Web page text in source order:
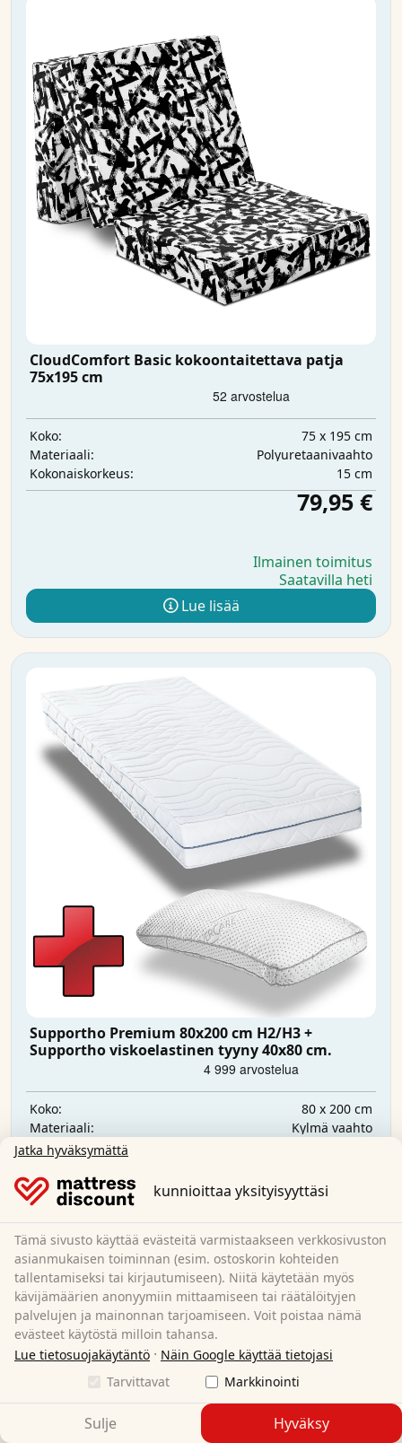
CloudComfort Basic kokoontaitettava patja
75x195 cm
Koko:
75 x 195 cm
Materiaali:
Polyuretaanivaahto
Kokonaiskorkeus:
15 cm
79,95 €
Ilmainen toimitus
Saatavilla heti
Lue lisää
Supportho Premium 80x200 cm H2/H3 +
Supportho viskoelastinen tyyny 40x80 cm.
Koko:
80 x 200 cm
Materiaali:
Kylmä vaahto
Kokonaiskorkeus:
119,95 €
Ilmainen toimitus
Saatavilla heti
Lue lisää
Jatka hyväksymättä
kunnioittaa yksityisyyttäsi
Tämä sivusto käyttää evästeitä varmistaakseen verkkosivuston
asianmukaisen toiminnan (esim. ostoskorin kohteiden
tallentamiseksi tai kirjautumiseen). Niitä käytetään myös
kävijämäärien anonyymiin mittaamiseen tai räätälöityjen
palvelujen ja mainonnan tarjoamiseen. Voit poistaa nämä
evästeet käytöstä milloin tahansa.
Lue tietosuojakäytäntö · Näin Google käyttää tietojasi
Tarvittavat
Markkinointi
Sulje Hyväksy